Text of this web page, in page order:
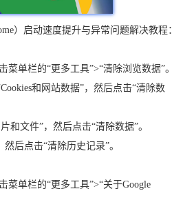
）启动速度提升与异常问题解决教程：
菜单栏的“更多工具”>“清除浏览数据”。
和网站数据”，然后点击“清除数
和文件”，然后点击“清除数据”。
后点击“清除历史记录”。
菜单栏的“更多工具”>“关于Google